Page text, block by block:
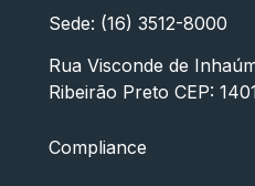
Sede: (16) 3512-8000
Rua Visconde de
Ribeirão Preto CEP:
Compliance